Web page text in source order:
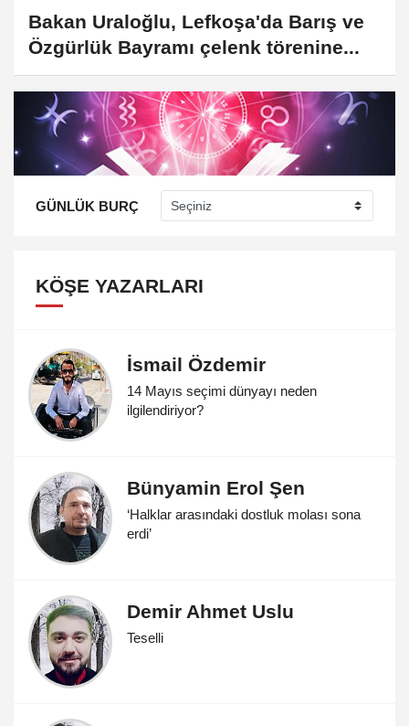
Bakan Uraloğlu, Lefkoşa'da Barış ve
Özgürlük Bayramı çelenk törenine...
GÜNLÜK BURÇ
KÖŞE YAZARLARI
İsmail Özdemir
14 Mayıs seçimi dünyayı neden
ilgilendiriyor?
Bünyamin Erol Şen
‘Halklar arasındaki dostluk molası sona
erdi’
Demir Ahmet Uslu
Teselli